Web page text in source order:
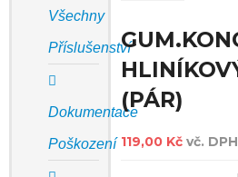
Všechny
Příslušenství
Dokumentace
Poškození
(PÁR)
119,00 Kč vč. DPH